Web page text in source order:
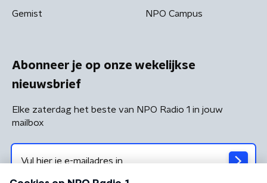
Gemist NPO Campus
Abonneer je op onze wekelijkse
nieuwsbrief
Elke zaterdag het beste van NPO Radio 1 in jouw
mailbox